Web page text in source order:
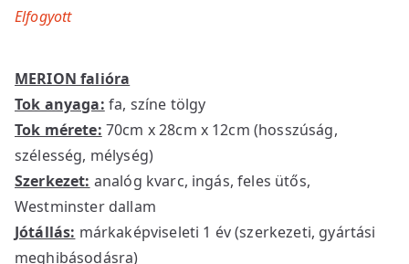
MERION falióra
Tok anyaga: fa, színe tölgy
Tok mérete: 70cm x 28cm x 12cm (hosszúság,
szélesség, mélység)
Szerkezet: analóg kvarc, ingás, feles ütős,
Westminster dallam
Jótállás: márkaképviseleti 1 év (szerkezeti, gyártási
meghibásodásra)
Elfogyott